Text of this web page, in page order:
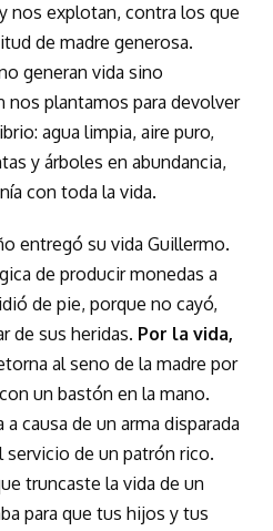
nos explotan, contra los que
de madre generosa.
generan vida sino
nos plantamos para devolver
agua limpia, aire puro,
y árboles en abundancia,
con toda la vida.
entregó su vida Guillermo.
de producir monedas a
de pie, porque no cayó,
de sus heridas. Por la vida,
al seno de la madre por
un bastón en la mano.
causa de un arma disparada
servicio de un patrón rico.
truncaste la vida de un
para que tus hijos y tus